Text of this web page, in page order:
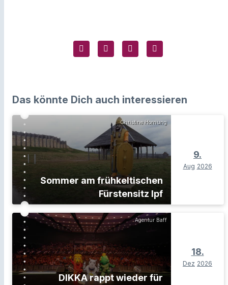
Das könnte Dich auch interessieren
Christine Hornung
Sommer am frühkeltischen
Fürstensitz Ipf
9.
Aug 2026
Agentur Baff
DIKKA rappt wieder für
18.
Dez 2026